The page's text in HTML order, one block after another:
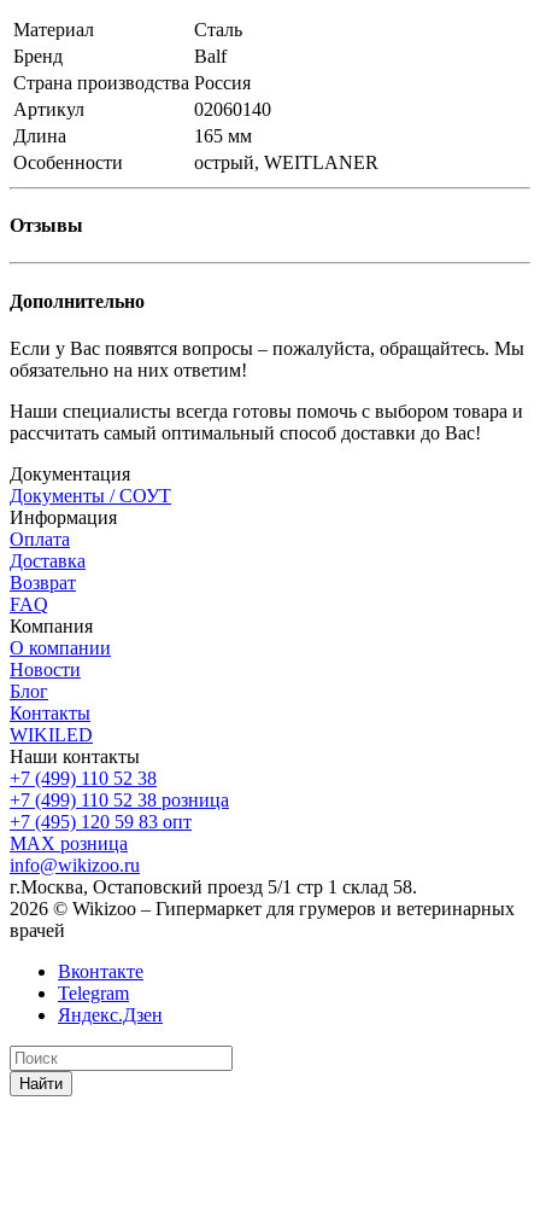
Материал
Сталь
Бренд
Balf
Страна производства Россия
Артикул
02060140
Длина
165 мм
Особенности
острый, WEITLANER
Отзывы
Дополнительно
Если у Вас появятся вопросы – пожалуйста, обращайтесь. Мы
обязательно на них ответим!
Наши специалисты всегда готовы помочь с выбором товара и
рассчитать самый оптимальный способ доставки до Вас!
Документация
Документы / СОУТ
Информация
Оплата
Доставка
Возврат
FAQ
Компания
О компании
Новости
Блог
Контакты
WIKILED
Наши контакты
+7 (499) 110 52 38
+7 (499) 110 52 38 розница
+7 (495) 120 59 83 опт
MAX розница
info@wikizoo.ru
г.Москва, Остаповский проезд 5/1 стр 1 склад 58.
2026 © Wikizoo – Гипермаркет для грумеров и ветеринарных
врачей
Вконтакте
Telegram
Яндекс.Дзен
Найти